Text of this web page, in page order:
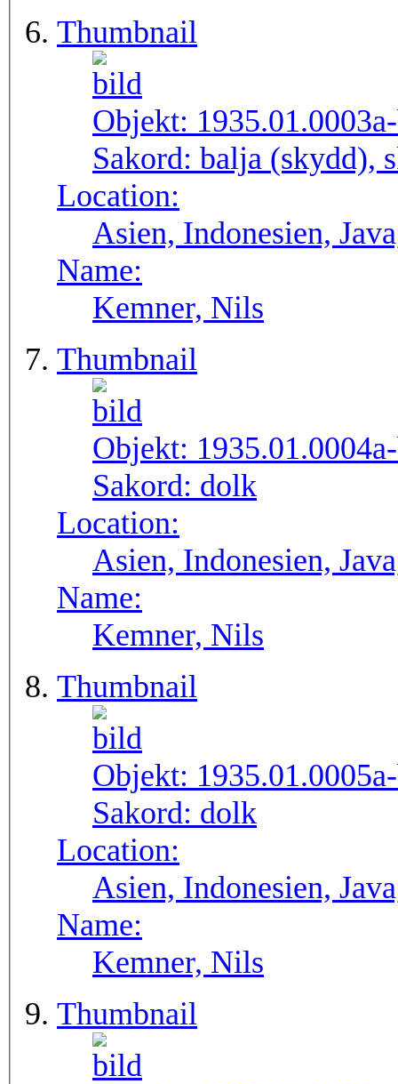
Thumbnail
Objekt:
Sakord: balja (skydd),
Location:
Asien, Indonesien,
Name:
Kemner, Nils
Thumbnail
Objekt:
Sakord: dolk
Location:
Asien, Indonesien,
Name:
Kemner, Nils
Thumbnail
Objekt:
Sakord: dolk
Location:
Asien, Indonesien,
Name:
Kemner, Nils
Thumbnail